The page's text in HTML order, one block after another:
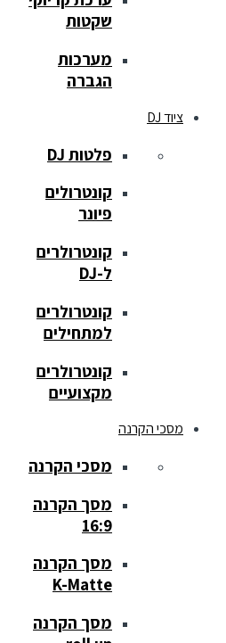
שקטות
מערכות
הגברה
ציוד DJ
פלטות DJ
קונטרולים
פיונר
קונטרולרים
ל-DJ
קונטרולרים
למתחילים
קונטרולרים
מקצועיים
מסכי הקרנה
מסכי הקרנה
מסך הקרנה
16:9
מסך הקרנה
K-Matte
מסך הקרנה